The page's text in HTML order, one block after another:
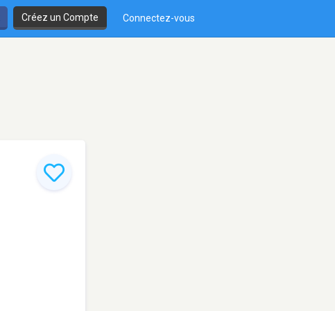
Créez un Compte Connectez-vous